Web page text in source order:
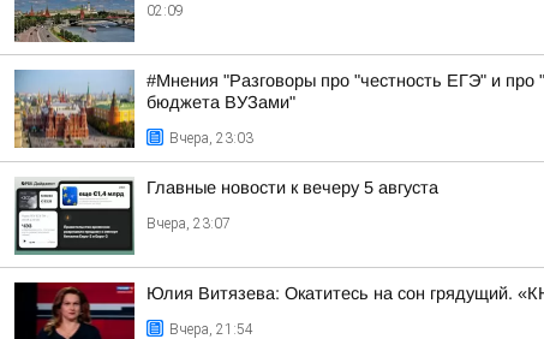
02:09
#Мнения "Разговоры про "честность ЕГЭ" и про
бюджета ВУЗами"
Вчера, 23:03
Главные новости к вечеру 5 августа
Вчера, 23:07
Юлия Витязева: Окатитесь на сон грядущий.
Вчера, 21:54